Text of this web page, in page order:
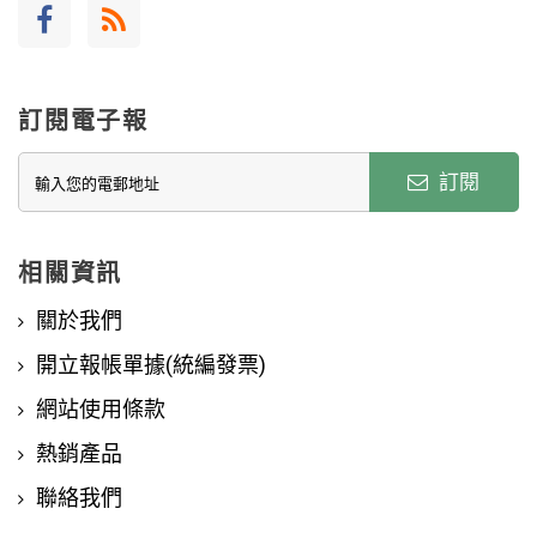
訂閱電子報
訂閱
相關資訊
關於我們
開立報帳單據(統編發票)
網站使用條款
熱銷產品
聯絡我們